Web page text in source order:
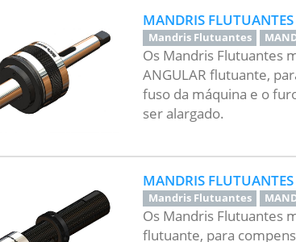
MANDRIS
Mandris Flutuantes
Os Mandris Flutuantes
ANGULAR flutuante,
fuso da máquina e o
ser alargado.
MANDRIS
Mandris Flutuantes
Os Mandris Flutuantes
flutuante, para